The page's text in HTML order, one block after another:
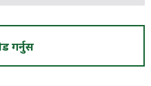
गर्नुस